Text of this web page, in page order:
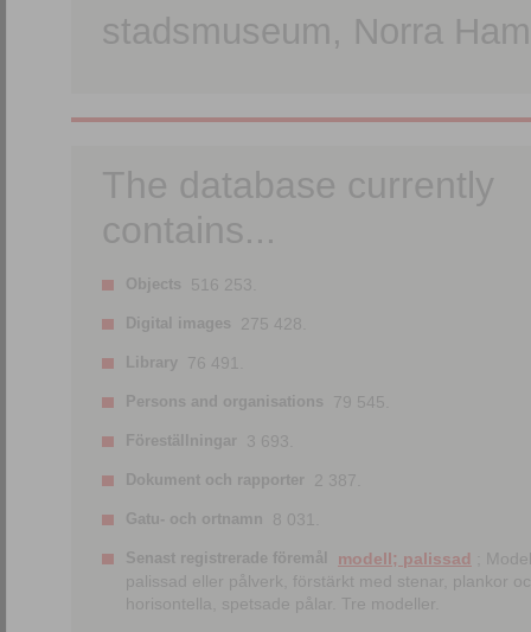
stadsmuseum, Norra
The database currently
contains...
Objects 516 253.
Digital images 275 428.
Library 76 491.
Persons and organisations 79 545.
Föreställningar 3 693.
Dokument och rapporter 2 387.
Gatu- och ortnamn 8 031.
Senast registrerade föremål modell; palissad
;
palissad eller pålverk, förstärkt med stenar, plankor
horisontella, spetsade pålar. Tre modeller.